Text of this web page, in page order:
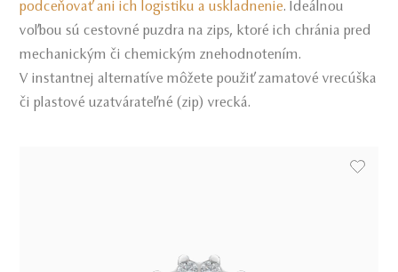
podceňovať ani ich logistiku a uskladnenie. Ideálnou
voľbou sú cestovné puzdra na zips, ktoré ich chránia pred
mechanickým či chemickým znehodnotením.
V instantnej alternatíve môžete použiť zamatové vrecúška
či plastové uzatvárateľné (zip) vrecká.